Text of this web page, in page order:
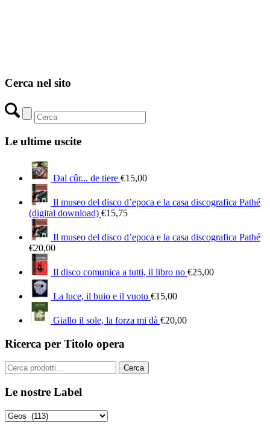
Cerca nel sito
Le ultime uscite
Dal cûr... de tiere €15,00
Il museo del disco d’epoca e la casa discografica Pathé
(digital download) €15,75
Il museo del disco d’epoca e la casa discografica Pathé
€20,00
Il disco comunica a tutti, il libro no €25,00
La luce, il buio e il vuoto €15,00
Giallo il sole, la forza mi dà €20,00
Ricerca per Titolo opera
Cerca: Cerca
Le nostre Label